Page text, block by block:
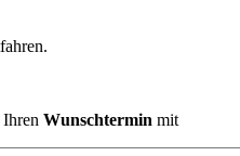
Wunschtermin mit